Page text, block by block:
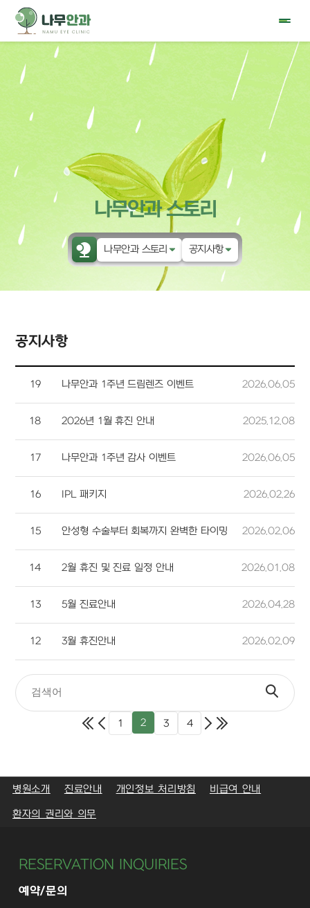
나무안과 스토리
나무안과 스토리
망막/녹내장 클리닉
나무 눈종합검진
나무안과 스토리
공지사항
공지사항
공지사항
19 나무안과 1주년 드림렌즈 이벤트 2026.06.05
18 2026년 1월 휴진 안내 2025.12.08
17 나무안과 1주년 감사 이벤트 2026.06.05
16 IPL 패키지 2026.02.26
15 안성형 수술부터 회복까지 완벽한 타이밍 2026.02.06
14 2월 휴진 및 진료 일정 안내 2026.01.08
13 5월 진료안내 2026.04.28
12 3월 휴진안내 2026.02.09
1 2 3 4
병원소개 진료안내 개인정보 처리방침 비급여 안내
환자의 권리와 의무
RESERVATION INQUIRIES
예약/문의